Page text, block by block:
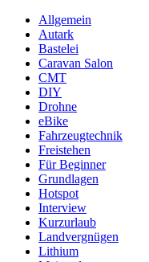
Allgemein
Autark
Bastelei
Caravan Salon
CMT
DIY
Drohne
eBike
Fahrzeugtechnik
Freistehen
Für Beginner
Grundlagen
Hotspot
Interview
Kurzurlaub
Landvergnügen
Lithium